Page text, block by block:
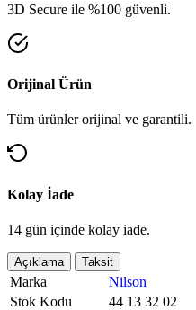
3D Secure ile %100 güvenli.
Orijinal Ürün
Tüm ürünler orijinal ve garantili.
Kolay İade
14 gün içinde kolay iade.
Açıklama Taksit
Marka
Nilson
Stok Kodu
44 13 32 02